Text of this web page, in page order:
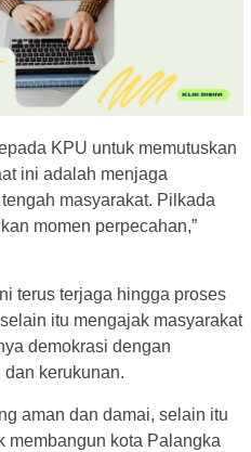
KPU untuk memutuskan
ini adalah menjaga
masyarakat. Pilkada
momen perpecahan,”
terus terjaga hingga proses
itu mengajak masyarakat
demokrasi dengan
kerukunan.
aman dan damai, selain itu
membangun kota Palangka